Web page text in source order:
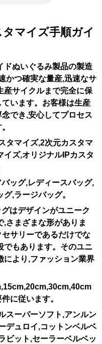
マイズ手順ガイ
ドぬいぐるみ製品の製造
かつ確実な量産,迅速なサ
産サイクルまで完全に保
います。お客様は生産
でき,安心してプロセス
タマイズ,2次元カスタマ
イズ,オリジナルIPカスタ
ッグ,レディースバッグ,
,ラージバッグ。
はデザインがユニーク
さまざまな形がありま
サリーであるだけでな
でもあります。そのユニ
により,ファッション業界
に従います。
スーパーソフト,アンルン
デュロイ,コットンベルベ
ビット,セーラーベルベッ